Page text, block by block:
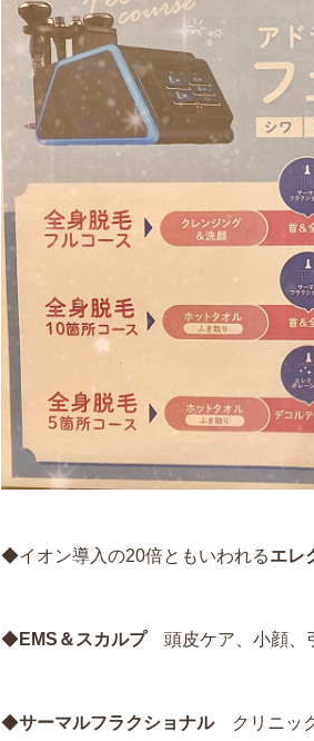
◆イオン導入の20倍ともいわれるエレ
◆EMS＆スカルプ頭皮ケア、小顔、
◆サーマルフラクショナルクリニック